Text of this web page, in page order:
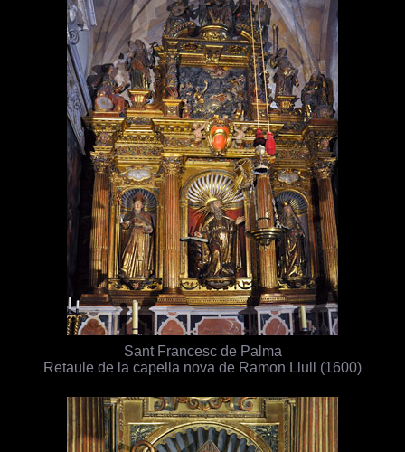
Sant Francesc de Palma
Retaule de la capella nova de Ramon Llull (1600)